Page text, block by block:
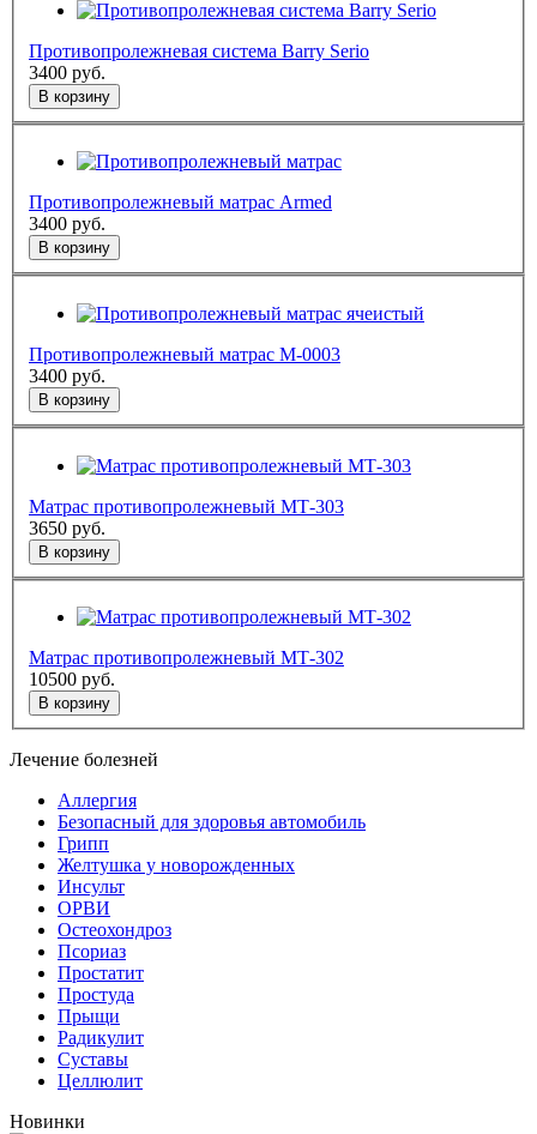
Противопролежневая система Barry Serio
3400 руб.
В корзину
Противопролежневый матрас Armed
3400 руб.
В корзину
Противопролежневый матрас М-0003
3400 руб.
В корзину
Матрас противопролежневый МТ-303
3650 руб.
В корзину
Матрас противопролежневый МТ-302
10500 руб.
В корзину
Лечение болезней
Аллергия
Безопасный для здоровья автомобиль
Грипп
Желтушка у новорожденных
Инсульт
ОРВИ
Остеохондроз
Пcориаз
Простатит
Простуда
Прыщи
Радикулит
Суставы
Целлюлит
Новинки